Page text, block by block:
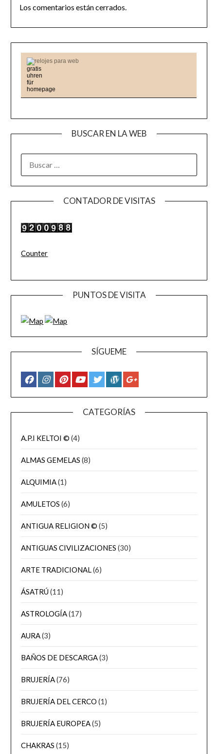
Los comentarios están cerrados.
relojes para web
BUSCAR EN LA WEB
CONTADOR DE VISITAS
Counter
PUNTOS DE VISITA
SÍGUEME
CATEGORÍAS
A.P.I KELTOI © (4)
ALMAS GEMELAS (8)
ALQUIMIA(1)
AMULETOS (6)
ANTIGUA RELIGION © (5)
ANTIGUAS CIVILIZACIONES (30)
ARTE TRADICIONAL(6)
ÁSATRÚ(11)
ASTROLOGÍA(17)
AURA(3)
BAÑOS DE DESCARGA(3)
BRUJERÍA(76)
BRUJERÍA DEL CERCO (1)
BRUJERÍA EUROPEA(5)
CHAKRAS (15)